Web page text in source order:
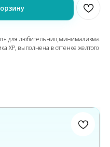
для любительниц минимализма.
XP, выполнена в оттенке желтого